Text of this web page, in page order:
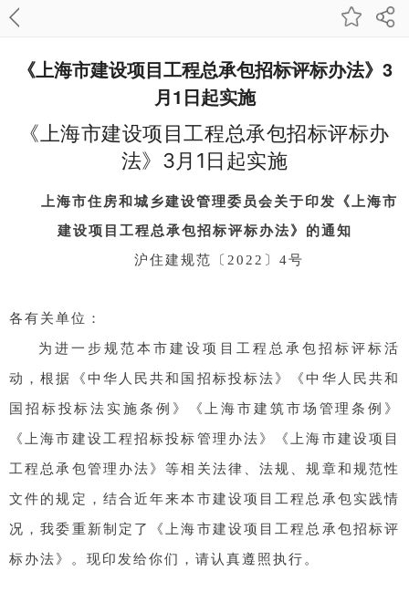
《上海市建设项目工程总承包招标评标办法》3
月1日起实施
《上海市建设项目工程总承包招标评标办
法》3月1日起实施
上海市住房和城乡建设管理委员会关于印发《上海市
建设项目工程总承包招标评标办法》的通知
沪住建规范〔2022〕4号
各有关单位：
为进一步规范本市建设项目工程总承包招标评标活
动，根据《中华人民共和国招标投标法》《中华人民共和
国招标投标法实施条例》《上海市建筑市场管理条例》
《上海市建设工程招标投标管理办法》《上海市建设项目
工程总承包管理办法》等相关法律、法规、规章和规范性
文件的规定，结合近年来本市建设项目工程总承包实践情
况，我委重新制定了《上海市建设项目工程总承包招标评
标办法》。现印发给你们，请认真遵照执行。